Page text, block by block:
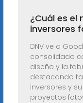
¿Cuál es el
inversores
DNV ve a
consolidado
diseño y la
destacando
inversores y
proyectos